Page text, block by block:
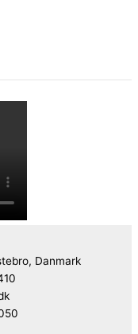
Danmark